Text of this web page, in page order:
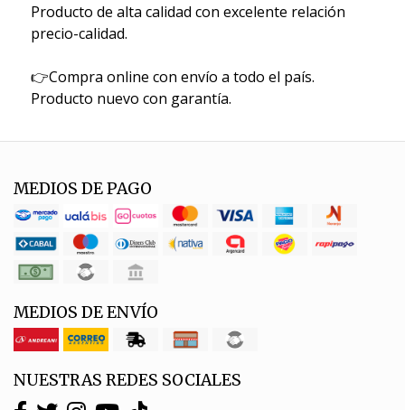
Producto de alta calidad con excelente relación
precio-calidad.
👉Compra online con envío a todo el país.
Producto nuevo con garantía.
MEDIOS DE PAGO
MEDIOS DE ENVÍO
NUESTRAS REDES SOCIALES